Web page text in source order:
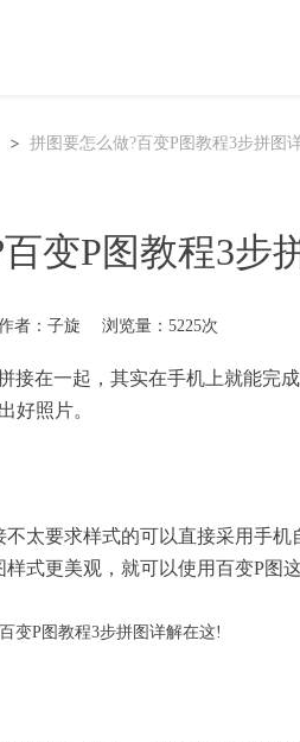
> 拼图要怎么做?百变P图教程3步拼图
变P图教程3步
者：子旋 浏览量：5225次
接在一起，其实在手机上就能完
好照片。
太要求样式的可以直接采用手
式更美观，就可以使用百变P图